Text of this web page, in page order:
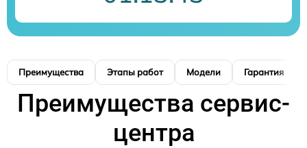
Преимущества Этапы работ Модели Гарантия
Преимущества сервис-
центра